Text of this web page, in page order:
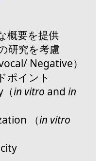
概要を提供
研究を考慮
Negative）
ポイント
in vitro and in
（in vitro